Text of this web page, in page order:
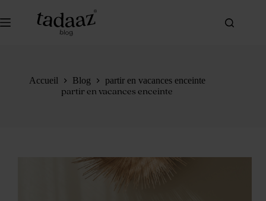
contenu
Accueil Blog
partir en vacances enceinte
partir en vacances enceinte